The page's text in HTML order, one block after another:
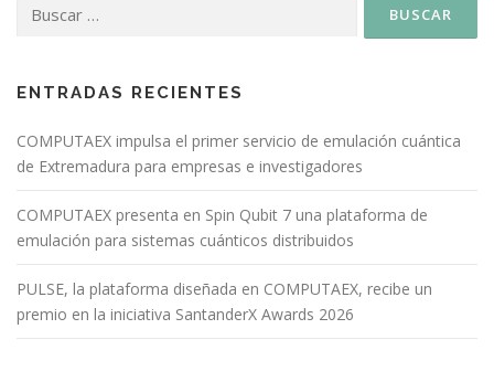
ENTRADAS RECIENTES
COMPUTAEX impulsa el primer servicio de emulación cuántica
de Extremadura para empresas e investigadores
COMPUTAEX presenta en Spin Qubit 7 una plataforma de
emulación para sistemas cuánticos distribuidos
PULSE, la plataforma diseñada en COMPUTAEX, recibe un
premio en la iniciativa SantanderX Awards 2026